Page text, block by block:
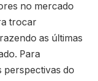
no mercado
trocar
as últimas
Para
perspectivas do